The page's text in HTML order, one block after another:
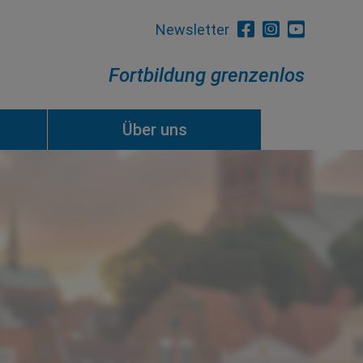
Newsletter
Fortbildung grenzenlos
Über uns